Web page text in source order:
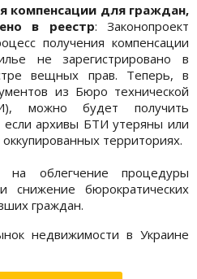
компенсации для граждан,
в реестр: Законопроект
получения компенсации
не зарегистрировано в
вещных прав. Теперь, в
из Бюро технической
можно будет получить
если архивы БТИ утеряны или
территориях.
на облегчение процедуры
снижение бюрократических
граждан.
недвижимости в Украине